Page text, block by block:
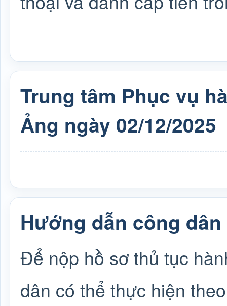
Trung tâm Phục vụ
Ảng ngày 02/12/2025
Hướng dẫn công
Để nộp hồ sơ thủ tục
dân có thể thực hiện